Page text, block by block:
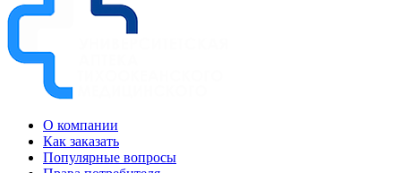
О компании
Как заказать
Популярные вопросы